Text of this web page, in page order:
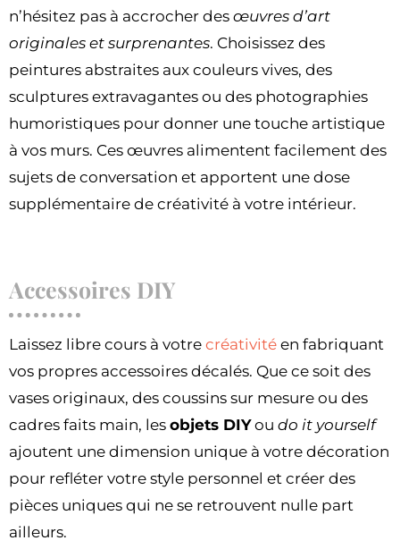
n’hésitez pas à accrocher des œuvres d’art
originales et surprenantes. Choisissez des
peintures abstraites aux couleurs vives, des
sculptures extravagantes ou des photographies
humoristiques pour donner une touche artistique
à vos murs. Ces œuvres alimentent facilement des
sujets de conversation et apportent une dose
supplémentaire de créativité à votre intérieur.
Accessoires DIY
Laissez libre cours à votre créativité en fabriquant
vos propres accessoires décalés. Que ce soit des
vases originaux, des coussins sur mesure ou des
cadres faits main, les objets DIYou do it yourself
ajoutent une dimension unique à votre décoration
pour refléter votre style personnel et créer des
pièces uniques qui ne se retrouvent nulle part
ailleurs.